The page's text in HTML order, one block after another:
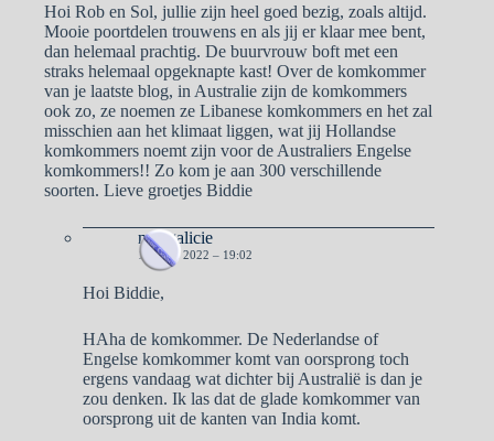
Hoi Rob en Sol, jullie zijn heel goed bezig, zoals altijd.
Mooie poortdelen trouwens en als jij er klaar mee bent,
dan helemaal prachtig. De buurvrouw boft met een
straks helemaal opgeknapte kast! Over de komkommer
van je laatste blog, in Australie zijn de komkommers
ook zo, ze noemen ze Libanese komkommers en het zal
misschien aan het klimaat liggen, wat jij Hollandse
komkommers noemt zijn voor de Australiers Engelse
komkommers!! Zo kom je aan 300 verschillende
soorten. Lieve groetjes Biddie
naargalicie
19 JULI 2022 – 19:02
Hoi Biddie,
HAha de komkommer. De Nederlandse of
Engelse komkommer komt van oorsprong toch
ergens vandaag wat dichter bij Australië is dan je
zou denken. Ik las dat de glade komkommer van
oorsprong uit de kanten van India komt.